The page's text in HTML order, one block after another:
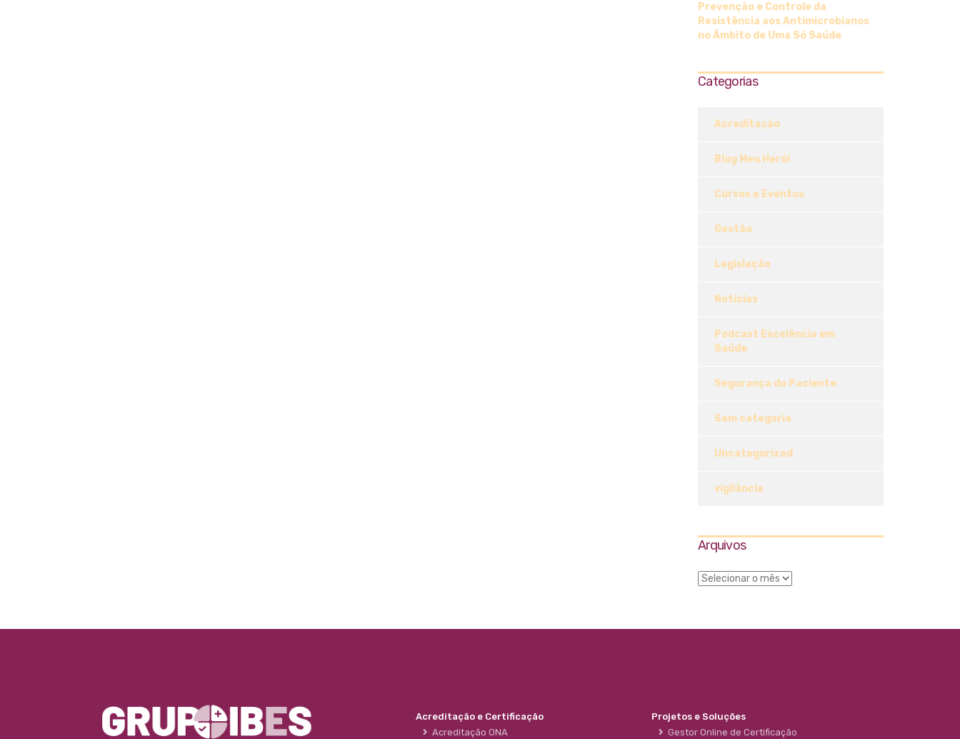
Prevenção e Controle da
Resistência aos Antimicrobianos
no Âmbito de Uma Só Saúde
Categorias
Acreditação
Blog Meu Herói
Cursos e Eventos
Gestão
Legislação
Notícias
Podcast Excelência em
Saúde
Segurança do Paciente
Sem categoria
Uncategorized
vigilância
Arquivos
Acreditação e Certificação
Acreditação ONA
Projetos e Soluções
Gestor Online de Certificação